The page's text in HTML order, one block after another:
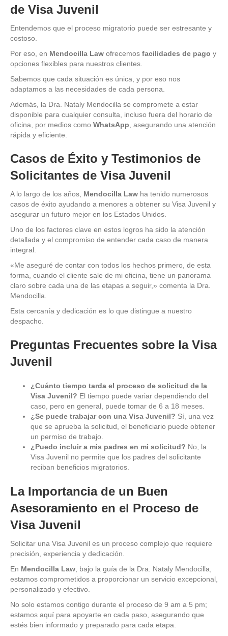
de Visa Juvenil
Entendemos que el proceso migratorio puede ser estresante y
costoso.
Por eso, en Mendocilla Law ofrecemos facilidades de pago y
opciones flexibles para nuestros clientes.
Sabemos que cada situación es única, y por eso nos
adaptamos a las necesidades de cada persona.
Además, la Dra. Nataly Mendocilla se compromete a estar
disponible para cualquier consulta, incluso fuera del horario de
oficina, por medios como WhatsApp , asegurando una atención
rápida y eficiente.
Casos de Éxito y Testimonios de
Solicitantes de Visa Juvenil
A lo largo de los años, Mendocilla Law ha tenido numerosos
casos de éxito ayudando a menores a obtener su Visa Juvenil y
asegurar un futuro mejor en los Estados Unidos.
Uno de los factores clave en estos logros ha sido la atención
detallada y el compromiso de entender cada caso de manera
integral.
«Me aseguré de contar con todos los hechos primero, de esta
forma, cuando el cliente sale de mi oficina, tiene un panorama
claro sobre cada una de las etapas a seguir,» comenta la Dra.
Mendocilla.
Esta cercanía y dedicación es lo que distingue a nuestro
despacho.
Preguntas Frecuentes sobre la Visa
Juvenil
¿Cuánto tiempo tarda el proceso de solicitud de la
Visa Juvenil? El tiempo puede variar dependiendo del
caso, pero en general, puede tomar de 6 a 18 meses.
¿Se puede trabajar con una Visa Juvenil? Sí, una vez
que se aprueba la solicitud, el beneficiario puede obtener
un permiso de trabajo.
¿Puedo incluir a mis padres en mi solicitud? No, la
Visa Juvenil no permite que los padres del solicitante
reciban beneficios migratorios.
La Importancia de un Buen
Asesoramiento en el Proceso de
Visa Juvenil
Solicitar una Visa Juvenil es un proceso complejo que requiere
precisión, experiencia y dedicación.
En Mendocilla Law , bajo la guía de la Dra. Nataly Mendocilla,
estamos comprometidos a proporcionar un servicio excepcional,
personalizado y efectivo.
No solo estamos contigo durante el proceso de 9 am a 5 pm;
estamos aquí para apoyarte en cada paso, asegurando que
estés bien informado y preparado para cada etapa.